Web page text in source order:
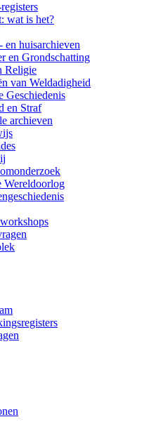
wat is het?
en huisarchieven
en Grondschatting
Religie
van Weldadigheid
Geschiedenis
en Straf
archieven
Wereldoorlog